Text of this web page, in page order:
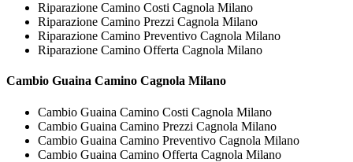
Riparazione Camino Costi Cagnola Milano
Riparazione Camino Prezzi Cagnola Milano
Riparazione Camino Preventivo Cagnola Milano
Riparazione Camino Offerta Cagnola Milano
Cambio Guaina Camino Cagnola Milano
Cambio Guaina Camino Costi Cagnola Milano
Cambio Guaina Camino Prezzi Cagnola Milano
Cambio Guaina Camino Preventivo Cagnola Milano
Cambio Guaina Camino Offerta Cagnola Milano